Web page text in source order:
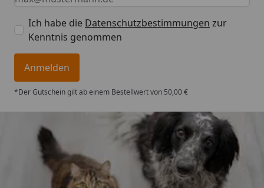
Ich habe die Datenschutzbestimmungen zur
Kenntnis genommen
Anmelden
*Der Gutschein gilt ab einem Bestellwert von 50,00 €
Trusted Shops
4,74/ 5